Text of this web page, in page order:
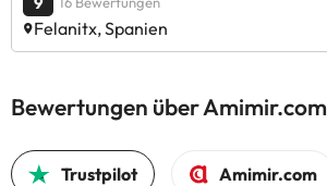
Felanitx, Spanien
Bewertungen über Amimir.com
Trustpilot Amimir.com